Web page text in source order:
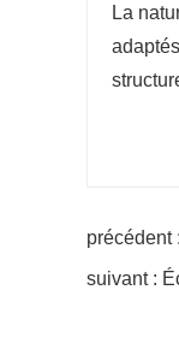
La
précédent
suivant :